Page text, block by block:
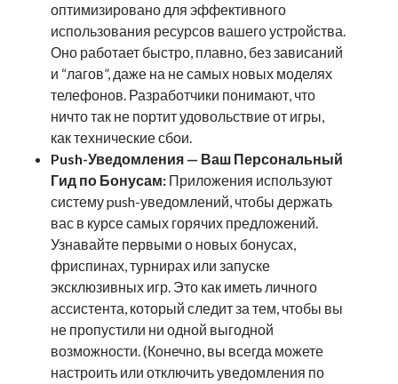
оптимизировано для эффективного
использования ресурсов вашего устройства.
Оно работает быстро, плавно, без зависаний
и “лагов”, даже на не самых новых моделях
телефонов. Разработчики понимают, что
ничто так не портит удовольствие от игры,
как технические сбои.
Push-Уведомления — Ваш Персональный
Гид по Бонусам: Приложения используют
систему push-уведомлений, чтобы держать
вас в курсе самых горячих предложений.
Узнавайте первыми о новых бонусах,
фриспинах, турнирах или запуске
эксклюзивных игр. Это как иметь личного
ассистента, который следит за тем, чтобы вы
не пропустили ни одной выгодной
возможности. (Конечно, вы всегда можете
настроить или отключить уведомления по